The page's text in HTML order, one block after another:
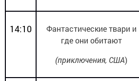
14:10
Фантастические твари и
где они обитают
(приключения, США)